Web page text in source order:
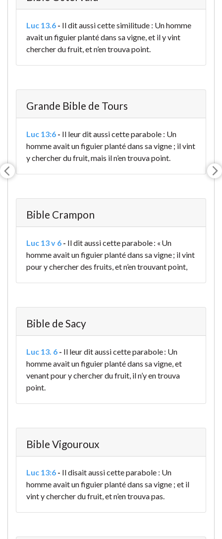
Luc 13.6 - Il dit aussi cette similitude : Un homme
avait un figuier planté dans sa vigne, et il y vint
chercher du fruit, et n’en trouva point.
Grande Bible de Tours
Luc 13:6 - Il leur dit aussi cette parabole : Un
homme avait un figuier planté dans sa vigne ; il vint
y chercher du fruit, mais il n’en trouva point.
Bible Crampon
Luc 13 v 6 - Il dit aussi cette parabole : « Un
homme avait un figuier planté dans sa vigne ; il vint
pour y chercher des fruits, et n’en trouvant point,
Bible de Sacy
Luc 13. 6 - Il leur dit aussi cette parabole : Un
homme avait un figuier planté dans sa vigne, et
venant pour y chercher du fruit, il n’y en trouva
point.
Bible Vigouroux
Luc 13:6 - Il disait aussi cette parabole : Un
homme avait un figuier planté dans sa vigne ; et il
vint y chercher du fruit, et n’en trouva pas.